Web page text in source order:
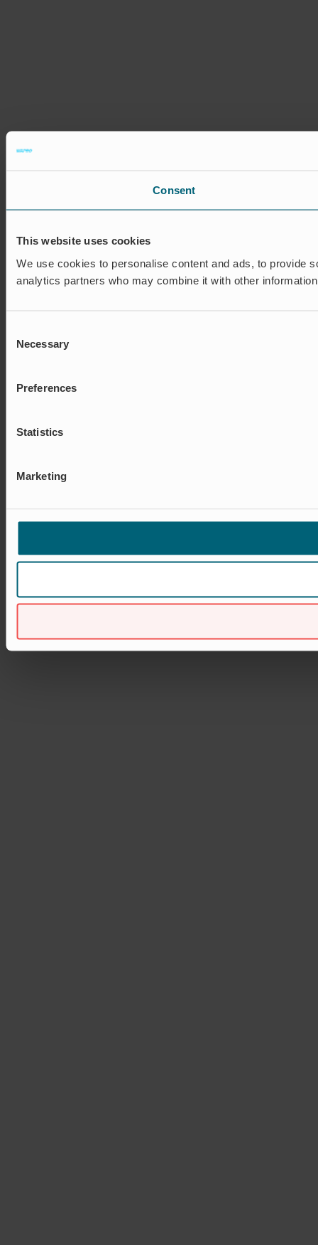
Consent
This website uses cookies
We use cookies to personalise content and ads, to provide
analytics partners who may combine it with other
Selection
Necessary
Preferences
Statistics
Marketing